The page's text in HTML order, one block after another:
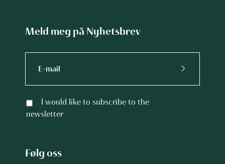
Meld meg på Nyhetsbrev
I would like to subscribe to the
newsletter
Følg oss